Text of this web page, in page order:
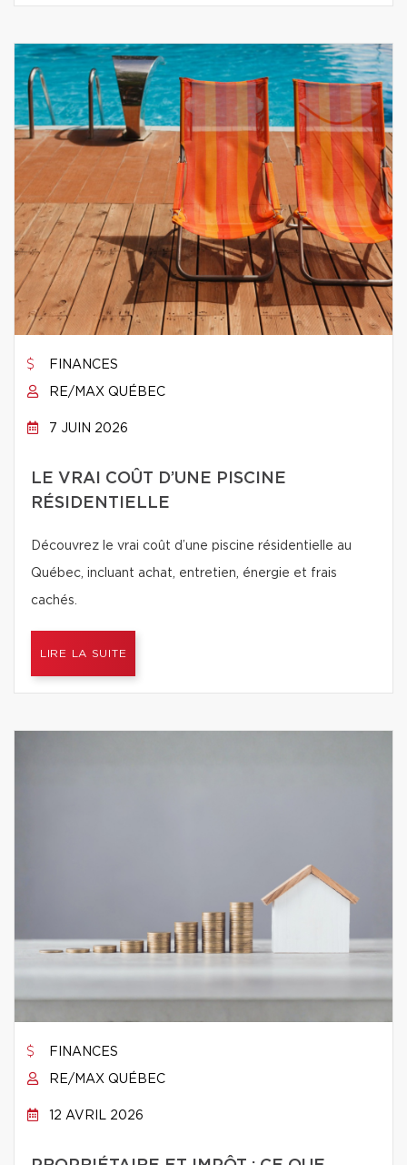
FINANCES
RE/MAX QUÉBEC
7 JUIN 2026
LE VRAI COÛT D’UNE PISCINE
RÉSIDENTIELLE
Découvrez le vrai coût d’une piscine résidentielle au
Québec, incluant achat, entretien, énergie et frais
cachés.
LIRE LA SUITE
FINANCES
RE/MAX QUÉBEC
12 AVRIL 2026